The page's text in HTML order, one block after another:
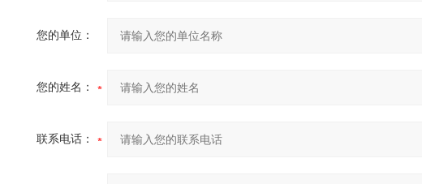
您的单位：
您的姓名：
联系电话：